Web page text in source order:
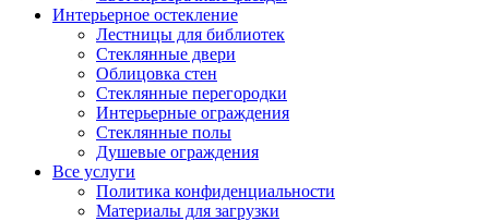
Интерьерное остекление
Лестницы для библиотек
Стеклянные двери
Облицовка стен
Стеклянные перегородки
Интерьерные ограждения
Стеклянные полы
Душевые ограждения
Все услуги
Политика конфиденциальности
Материалы для загрузки